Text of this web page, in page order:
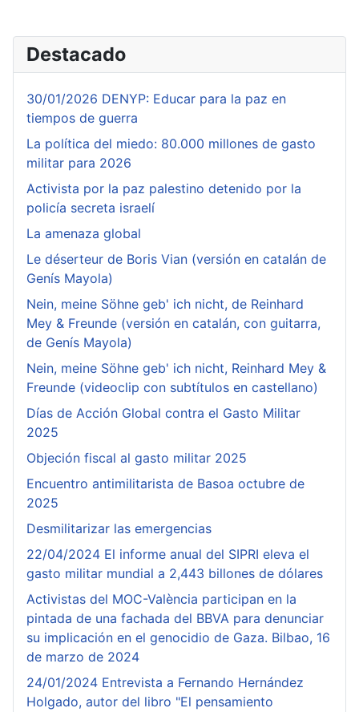
Destacado
30/01/2026 DENYP: Educar para la paz en
tiempos de guerra
La política del miedo: 80.000 millones de gasto
militar para 2026
Activista por la paz palestino detenido por la
policía secreta israelí
La amenaza global
Le déserteur de Boris Vian (versión en catalán de
Genís Mayola)
Nein, meine Söhne geb' ich nicht, de Reinhard
Mey & Freunde (versión en catalán, con guitarra,
de Genís Mayola)
Nein, meine Söhne geb' ich nicht, Reinhard Mey &
Freunde (videoclip con subtítulos en castellano)
Días de Acción Global contra el Gasto Militar
2025
Objeción fiscal al gasto militar 2025
Encuentro antimilitarista de Basoa octubre de
2025
Desmilitarizar las emergencias
22/04/2024 El informe anual del SIPRI eleva el
gasto militar mundial a 2,443 billones de dólares
Activistas del MOC-València participan en la
pintada de una fachada del BBVA para denunciar
su implicación en el genocidio de Gaza. Bilbao, 16
de marzo de 2024
24/01/2024 Entrevista a Fernando Hernández
Holgado, autor del libro "El pensamiento